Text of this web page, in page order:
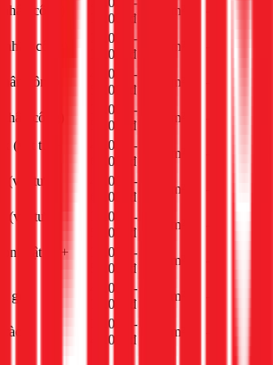
công)
30.000đ
m²
công)
25.000 -
35.000đ
m²
công)
40.000 -
55.000đ
m²
công)
35.000 -
50.000đ
m²
(vật tư +
45.000 -
65.000đ
m²
(vật tư +
40.000 -
60.000đ
m²
(vật tư +
35.000 -
55.000đ
m²
(vật tư +
30.000 -
50.000đ
m²
gói
40.000 -
75.000đ
m²
30.000 -
45.000đ
m²